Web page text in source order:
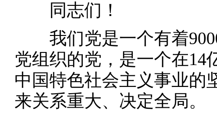
同志们！
我们党是一个有着
党组织的党，是一个在14
中国特色社会主义事业的
来关系重大、决定全局。